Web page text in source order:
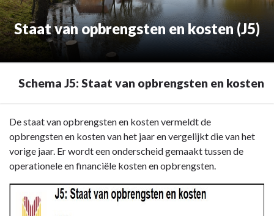
Staat van opbrengsten en kosten (J5)
Schema J5: Staat van opbrengsten en kosten
Terug
naar
navigatie
opbrengsten
De staat van opbrengsten en kosten vermeldt de
opbrengsten en kosten van het jaar en vergelijkt die van het
vorige jaar. Er wordt een onderscheid gemaakt tussen de
operationele en financiële kosten en opbrengsten.